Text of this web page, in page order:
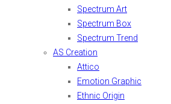
Spectrum Art
Spectrum Box
Spectrum Trend
AS Creation
Attico
Emotion Graphic
Ethnic Origin